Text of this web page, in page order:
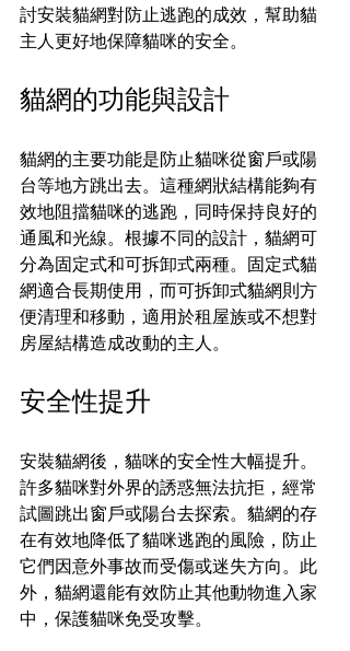
討安裝貓網對防止逃跑的成效，幫助貓
主人更好地保障貓咪的安全。
貓網的功能與設計
貓網的主要功能是防止貓咪從窗戶或陽
台等地方跳出去。這種網狀結構能夠有
效地阻擋貓咪的逃跑，同時保持良好的
通風和光線。根據不同的設計，貓網可
分為固定式和可拆卸式兩種。固定式貓
網適合長期使用，而可拆卸式貓網則方
便清理和移動，適用於租屋族或不想對
房屋結構造成改動的主人。
安全性提升
安裝貓網後，貓咪的安全性大幅提升。
許多貓咪對外界的誘惑無法抗拒，經常
試圖跳出窗戶或陽台去探索。貓網的存
在有效地降低了貓咪逃跑的風險，防止
它們因意外事故而受傷或迷失方向。此
外，貓網還能有效防止其他動物進入家
中，保護貓咪免受攻擊。